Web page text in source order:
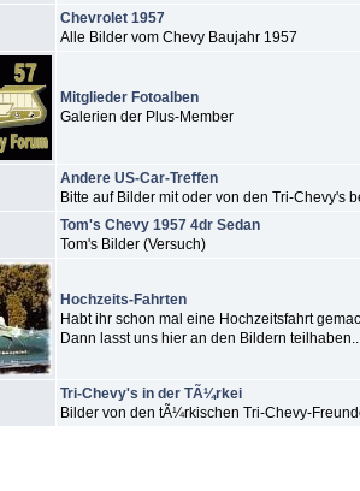
Chevrolet 1957
Alle Bilder vom Chevy Baujahr 1957
Mitglieder Fotoalben
Galerien der Plus-Member
Andere US-Car-Treffen
Bitte auf Bilder mit oder von den Tri-Chevy's
Tom's Chevy 1957 4dr Sedan
Tom's Bilder (Versuch)
Hochzeits-Fahrten
Habt ihr schon mal eine Hochzeitsfahrt
Dann lasst uns hier an den Bildern
Tri-Chevy's in der TÃ¼rkei
Bilder von den tÃ¼rkischen Tri-Chevy-